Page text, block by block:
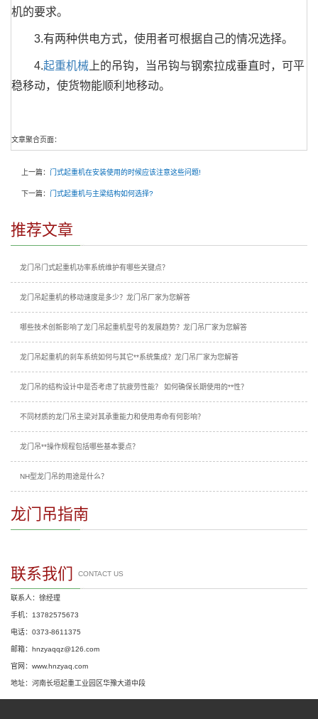
机的要求。
3.有两种供电方式，使用者可根据自己的情况选择。
4.起重机械 上的吊钩，当吊钩与钢索拉成垂直时，可平
稳移动，使货物能顺利地移动。
文章聚合页面：
上一篇： 门式起重机在安装使用的时候应该注意这些问题!
下一篇： 门式起重机与主梁结构如何选择?
推荐文章
龙门吊门式起重机功率系统维护有哪些关键点？
龙门吊起重机的移动速度是多少？龙门吊厂家为您解答
哪些技术创新影响了龙门吊起重机型号的发展趋势？龙门吊厂家为您解答
龙门吊起重机的刹车系统如何与其它**系统集成？龙门吊厂家为您解答
龙门吊的结构设计中是否考虑了抗疲劳性能？ 如何确保长期使用的**性？
不同材质的龙门吊主梁对其承重能力和使用寿命有何影响？
龙门吊**操作规程包括哪些基本要点？
NH型龙门吊的用途是什么？
龙门吊指南
联系我们 CONTACT US
联系人：徐经理
手机：13782575673
电话：0373-8611375
邮箱：hnzyaqqz@126.com
官网：www.hnzyaq.com
地址：河南长垣起重工业园区华豫大道中段